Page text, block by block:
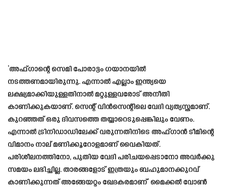
‘അഫ്ഗാന്റെ സെമി പോരാട്ടം ഗയാനയില്‍
നടത്തണമായിരുന്നു. എന്നാല്‍ എല്ലാം ഇന്ത്യയെ
ലക്ഷ്യമാക്കിയുള്ളതിനാല്‍ മറ്റുള്ളവരോട് അനീതി
കാണിക്കുകയാണ്. സെന്റ് വിന്‍സെന്റിലെ വേദി വ്യത്യസ്തമാണ്.
കുറഞ്ഞത് ഒരു ദിവസത്തെ തയ്യാറെടുപ്പെങ്കിലും വേണം.
എന്നാല്‍ ട്രിനിഡാഡിലേക്ക് വരുന്നതിനിടെ അഫ്ഗാന്‍ ടീമിന്റെ
വിമാനം നാല് മണിക്കൂറോളമാണ് വൈകിയത്.
പരിശീലനത്തിനോ, പുതിയ വേദി പരിചയപ്പെടാനോ അവര്‍ക്കു
സമയം ലഭിച്ചില്ല. താരങ്ങളോട് ഇത്രയും ബഹുമാനക്കുറവ്
കാണിക്കുന്നത് അങ്ങേയറ്റം ഖേദകരമാണ്’ മൈക്കൽ വോൺ